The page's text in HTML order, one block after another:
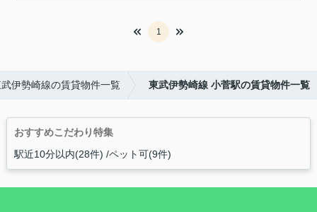
1
伊勢崎線の賃貸物件一覧 東武伊勢崎線 小菅駅の賃貸物件一覧
おすすめこだわり特集
駅近10分以内(28件) ペット可(9件)